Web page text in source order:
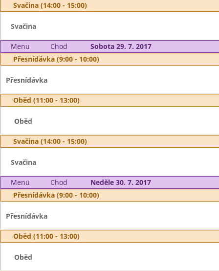
Svačina (14:00 - 15:00)
Svačina
Menu Chod
Sobota 29. 7. 2017
Přesnídávka (9:00 - 10:00)
Přesnídávka
Oběd (11:00 - 13:00)
Oběd
Svačina (14:00 - 15:00)
Svačina
Menu Chod
Neděle 30. 7. 2017
Přesnídávka (9:00 - 10:00)
Přesnídávka
Oběd (11:00 - 13:00)
Oběd